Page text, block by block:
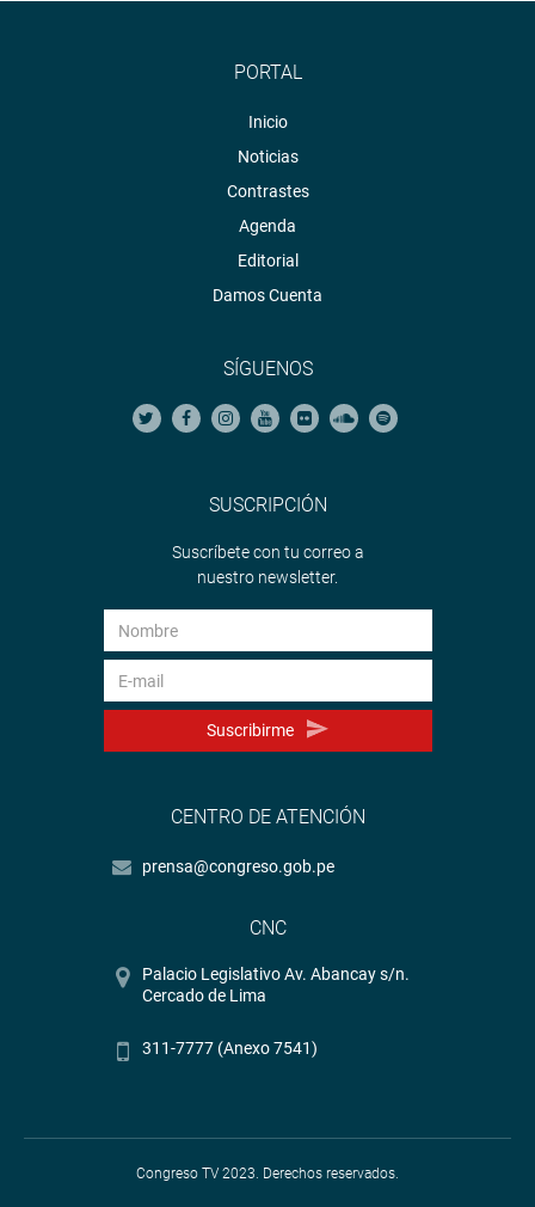
PORTAL
Inicio
Noticias
Contrastes
Agenda
Editorial
Damos Cuenta
SÍGUENOS
SUSCRIPCIÓN
Suscríbete con tu correo a
nuestro newsletter.
Suscribirme
CENTRO DE ATENCIÓN
prensa@congreso.gob.pe
CNC
Palacio Legislativo Av. Abancay s/n.
Cercado de Lima
311-7777 (Anexo 7541)
Congreso TV 2023. Derechos reservados.